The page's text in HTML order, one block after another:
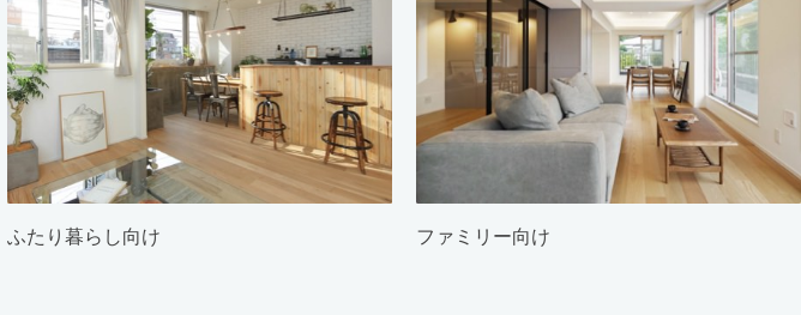
ふたり暮らし向け ファミリー向け